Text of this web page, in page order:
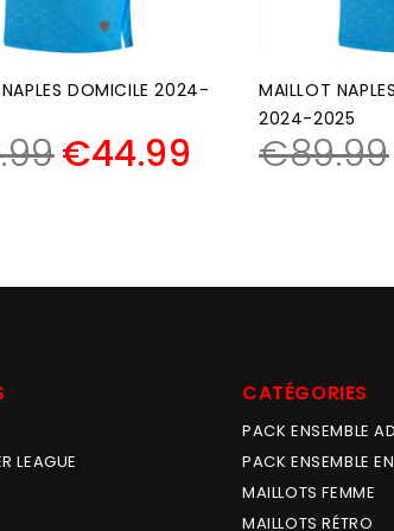
DOMICILE 2024-
€44.99
MAILLOT
2024-2025
€89.99
LEAGUE
CATÉGORIES
PACK ENSEMBLE
PACK ENSEMBLE
MAILLOTS FEMME
MAILLOTS RÉTRO